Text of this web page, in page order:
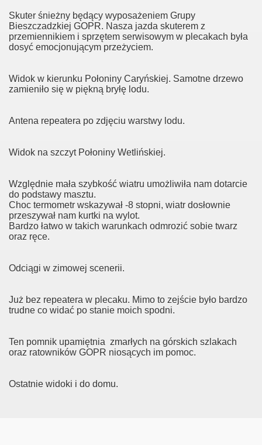
Skuter śnieżny będący wyposażeniem Grupy
Bieszczadzkiej GOPR. Nasza jazda skuterem z
przemiennikiem i sprzętem serwisowym w plecakach była
dosyć emocjonującym przeżyciem.
Widok w kierunku Połoniny Caryńskiej. Samotne drzewo
zamieniło się w piękną bryłę lodu.
Antena repeatera po zdjęciu warstwy lodu.
Widok na szczyt Połoniny Wetlińskiej.
Względnie mała szybkość wiatru umożliwiła nam dotarcie
do podstawy masztu.
Choc termometr wskazywał -8 stopni, wiatr dosłownie
przeszywał nam kurtki na wylot.
Bardzo łatwo w takich warunkach odmrozić sobie twarz
oraz ręce.
Odciągi w zimowej scenerii.
Już bez repeatera w plecaku. Mimo to zejście było bardzo
trudne co widać po stanie moich spodni.
Ten pomnik upamiętnia zmarłych na górskich szlakach
oraz ratowników GOPR niosących im pomoc.
Ostatnie widoki i do domu.